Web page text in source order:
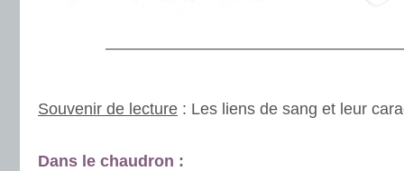
Souvenir de lecture : Les liens de sang et leur
Dans le chaudron :